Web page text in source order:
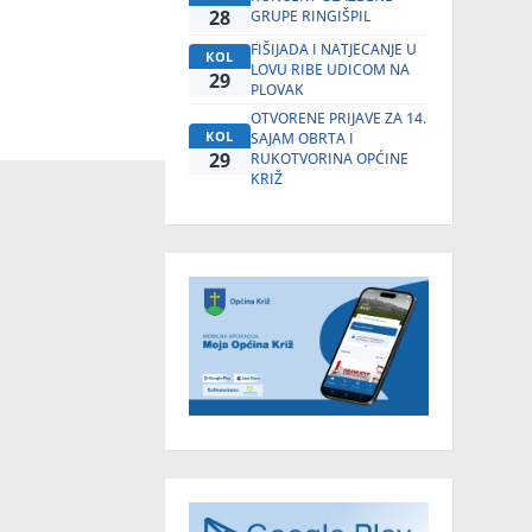
28
GRUPE RINGIŠPIL
KOL
29
FIŠIJADA I NATJECANJE U
LOVU RIBE UDICOM NA
PLOVAK
KOL
29
OTVORENE PRIJAVE ZA 14.
SAJAM OBRTA I
RUKOTVORINA OPĆINE
KRIŽ